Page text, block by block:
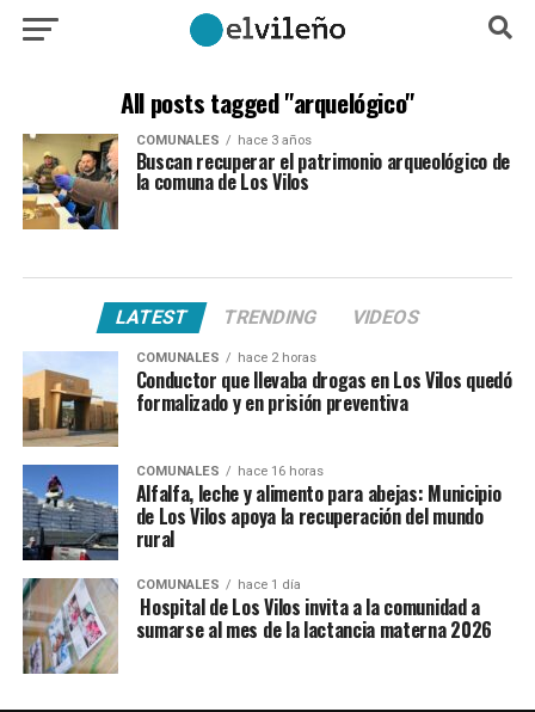
All posts tagged "arquelógico"
COMUNALES hace 3 años
Buscan recuperar el patrimonio arqueológico de
la comuna de Los Vilos
LATEST TRENDING VIDEOS
COMUNALES hace 2 horas
Conductor que llevaba drogas en Los Vilos quedó
formalizado y en prisión preventiva
COMUNALES hace 16 horas
Alfalfa, leche y alimento para abejas: Municipio
de Los Vilos apoya la recuperación del mundo
rural
COMUNALES hace 1 día
Hospital de Los Vilos invita a la comunidad a
sumarse al mes de la lactancia materna 2026